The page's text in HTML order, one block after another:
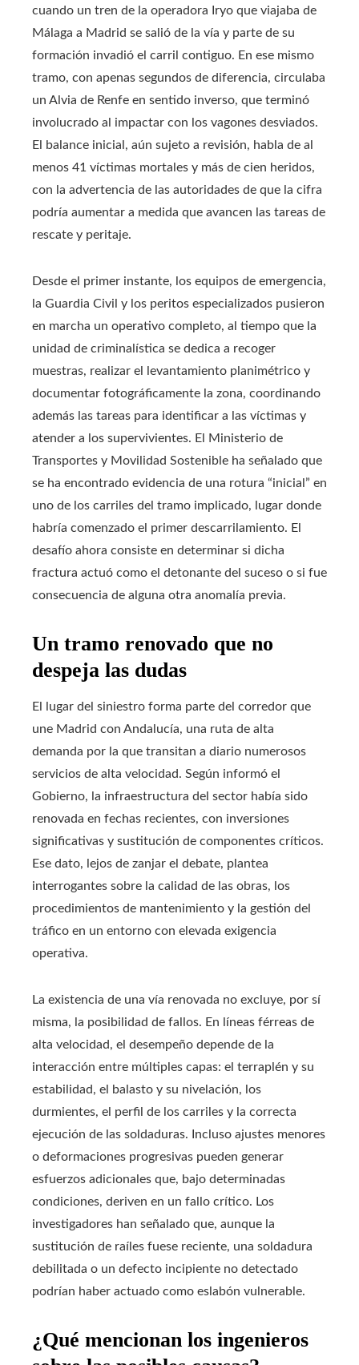
cuando un tren de la operadora Iryo que viajaba de
Málaga a Madrid se salió de la vía y parte de su
formación invadió el carril contiguo. En ese mismo
tramo, con apenas segundos de diferencia, circulaba
un Alvia de Renfe en sentido inverso, que terminó
involucrado al impactar con los vagones desviados.
El balance inicial, aún sujeto a revisión, habla de al
menos 41 víctimas mortales y más de cien heridos,
con la advertencia de las autoridades de que la cifra
podría aumentar a medida que avancen las tareas de
rescate y peritaje.
Desde el primer instante, los equipos de emergencia,
la Guardia Civil y los peritos especializados pusieron
en marcha un operativo completo, al tiempo que la
unidad de criminalística se dedica a recoger
muestras, realizar el levantamiento planimétrico y
documentar fotográficamente la zona, coordinando
además las tareas para identificar a las víctimas y
atender a los supervivientes. El Ministerio de
Transportes y Movilidad Sostenible ha señalado que
se ha encontrado evidencia de una rotura “inicial” en
uno de los carriles del tramo implicado, lugar donde
habría comenzado el primer descarrilamiento. El
desafío ahora consiste en determinar si dicha
fractura actuó como el detonante del suceso o si fue
consecuencia de alguna otra anomalía previa.
Un tramo renovado que no
despeja las dudas
El lugar del siniestro forma parte del corredor que
une Madrid con Andalucía, una ruta de alta
demanda por la que transitan a diario numerosos
servicios de alta velocidad. Según informó el
Gobierno, la infraestructura del sector había sido
renovada en fechas recientes, con inversiones
significativas y sustitución de componentes críticos.
Ese dato, lejos de zanjar el debate, plantea
interrogantes sobre la calidad de las obras, los
procedimientos de mantenimiento y la gestión del
tráfico en un entorno con elevada exigencia
operativa.
La existencia de una vía renovada no excluye, por sí
misma, la posibilidad de fallos. En líneas férreas de
alta velocidad, el desempeño depende de la
interacción entre múltiples capas: el terraplén y su
estabilidad, el balasto y su nivelación, los
durmientes, el perfil de los carriles y la correcta
ejecución de las soldaduras. Incluso ajustes menores
o deformaciones progresivas pueden generar
esfuerzos adicionales que, bajo determinadas
condiciones, deriven en un fallo crítico. Los
investigadores han señalado que, aunque la
sustitución de raíles fuese reciente, una soldadura
debilitada o un defecto incipiente no detectado
podrían haber actuado como eslabón vulnerable.
¿Qué mencionan los ingenieros